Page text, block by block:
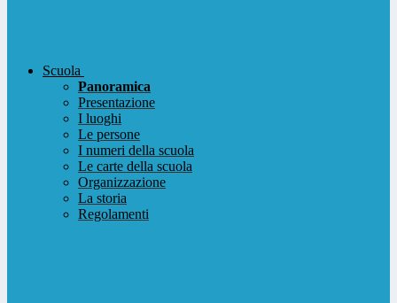
Scuola
Panoramica
Presentazione
I luoghi
Le persone
I numeri della scuola
Le carte della scuola
Organizzazione
La storia
Regolamenti